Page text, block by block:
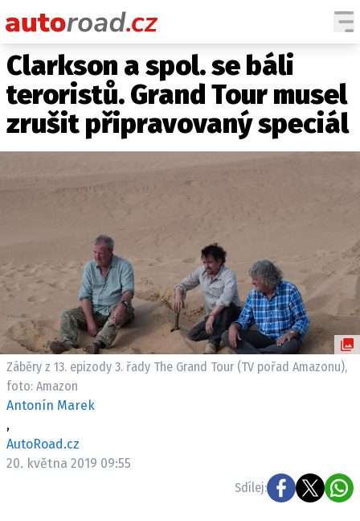
AUTA
TESTY AUT
NOVINKY
ZAJÍMAVOSTI
TECHNIKA
EKONOMIKA
ČESKÝ TRH
TUNING
PROFI
ELEKTRO
TRH S ELEKTROMOBILY
Clarkson a spol. se báli
teroristů. Grand Tour musel
zrušit připravovaný speciál
Záběry z 13. epizody 3. řady The Grand Tour (TV pořad Amazonu),
foto: Amazon
Antonín Marek
,
AutoRoad.cz
20. května 2019 09:55
Sdílej: